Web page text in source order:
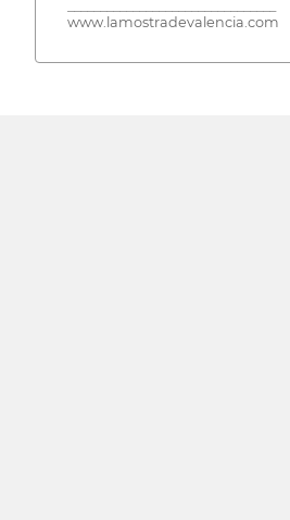
www.lamostradevalencia.com